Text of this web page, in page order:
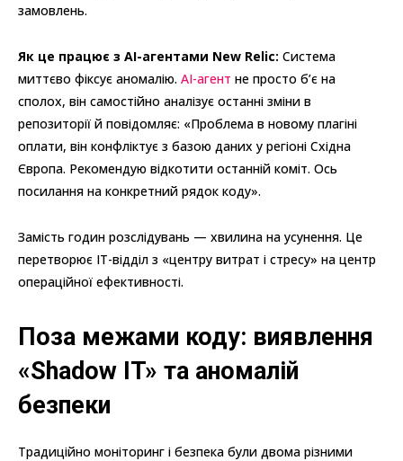
замовлень.
Як це працює з AI-агентами New Relic: Система
миттєво фіксує аномалію. AI-агент не просто б’є на
сполох, він самостійно аналізує останні зміни в
репозиторії й повідомляє: «Проблема в новому плагіні
оплати, він конфліктує з базою даних у регіоні Східна
Європа. Рекомендую відкотити останній коміт. Ось
посилання на конкретний рядок коду».
Замість годин розслідувань — хвилина на усунення. Це
перетворює IT-відділ з «центру витрат і стресу» на центр
операційної ефективності.
Поза межами коду: виявлення
«Shadow IT» та аномалій
безпеки
Традиційно моніторинг і безпека були двома різними